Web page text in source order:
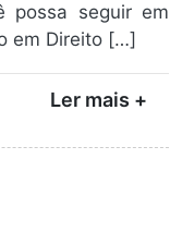
possa seguir em
em Direito […]
Ler mais +